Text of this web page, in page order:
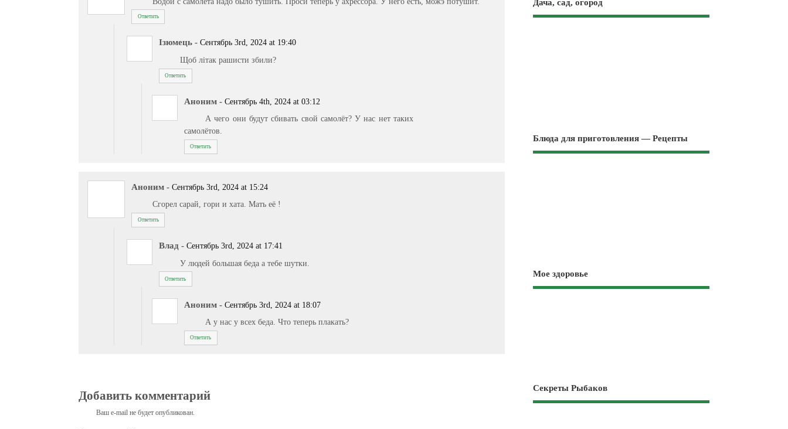
Ответить
Ізюмець - Сентябрь 3rd, 2024 at 19:40
Щоб літак рашисти збили?
Ответить
Аноним - Сентябрь 4th, 2024 at 03:12
А чего они будут сбивать свой самолёт? У нас нет таких
самолётов.
Ответить
Аноним - Сентябрь 3rd, 2024 at 15:24
Сгорел сарай, гори и хата. Мать её !
Ответить
Влад - Сентябрь 3rd, 2024 at 17:41
У людей большая беда а тебе шутки.
Ответить
Аноним - Сентябрь 3rd, 2024 at 18:07
А у нас у всех беда. Что теперь плакать?
Ответить
Добавить комментарий
Ваш e-mail не будет опубликован.
Дача, сад, огород
Блюда для приготовления — Рецепты
Мое здоровье
Секреты Рыбаков